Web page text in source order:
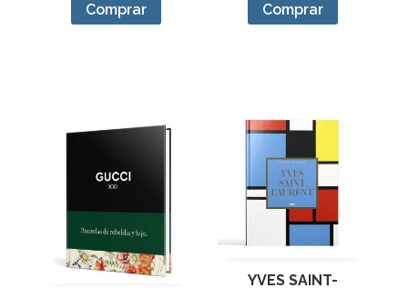
Comprar Comprar
YVES SAINT-